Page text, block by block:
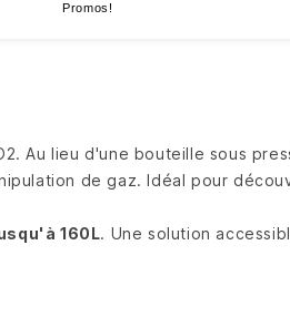
Promos!
Au lieu d'une bouteille sous
de gaz. Idéal pour
160L. Une solution